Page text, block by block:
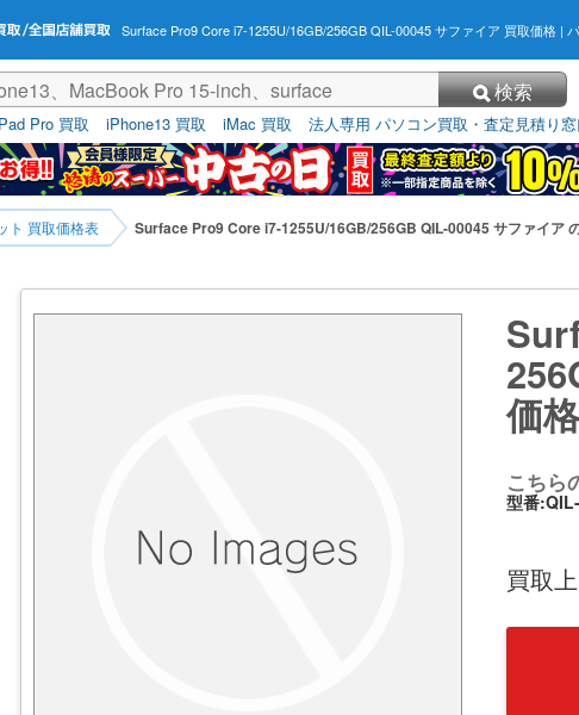
Surface Pro9 Core i7-1255U/16GB/256GB QIL-00045 サファイア 買取価格 |
検索
Pro 買取 iPhone13 買取 iMac 買取 法人専用 パソコン買取・査定見積り窓
ト 買取価格表 Surface Pro9 Core i7-1255U/16GB/256GB QIL-00045 サファイア
価
こちら
型番
買取